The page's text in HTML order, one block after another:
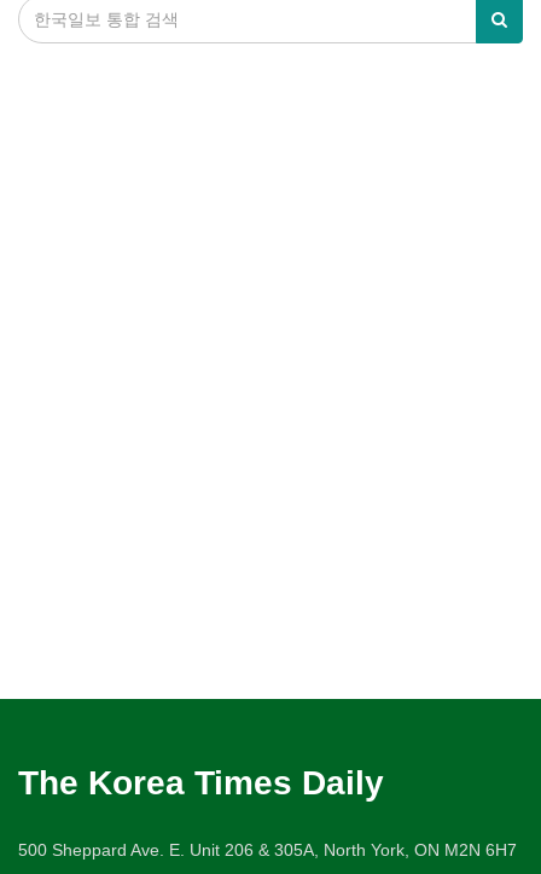
The Korea Times Daily
500 Sheppard Ave. E. Unit 206 & 305A, North York, ON M2N 6H7